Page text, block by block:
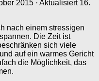
2015 · Aktualisiert 16.
nach einem stressigen
Die Zeit ist
sich viele
auf ein warmes Gericht
die Möglichkeit, das